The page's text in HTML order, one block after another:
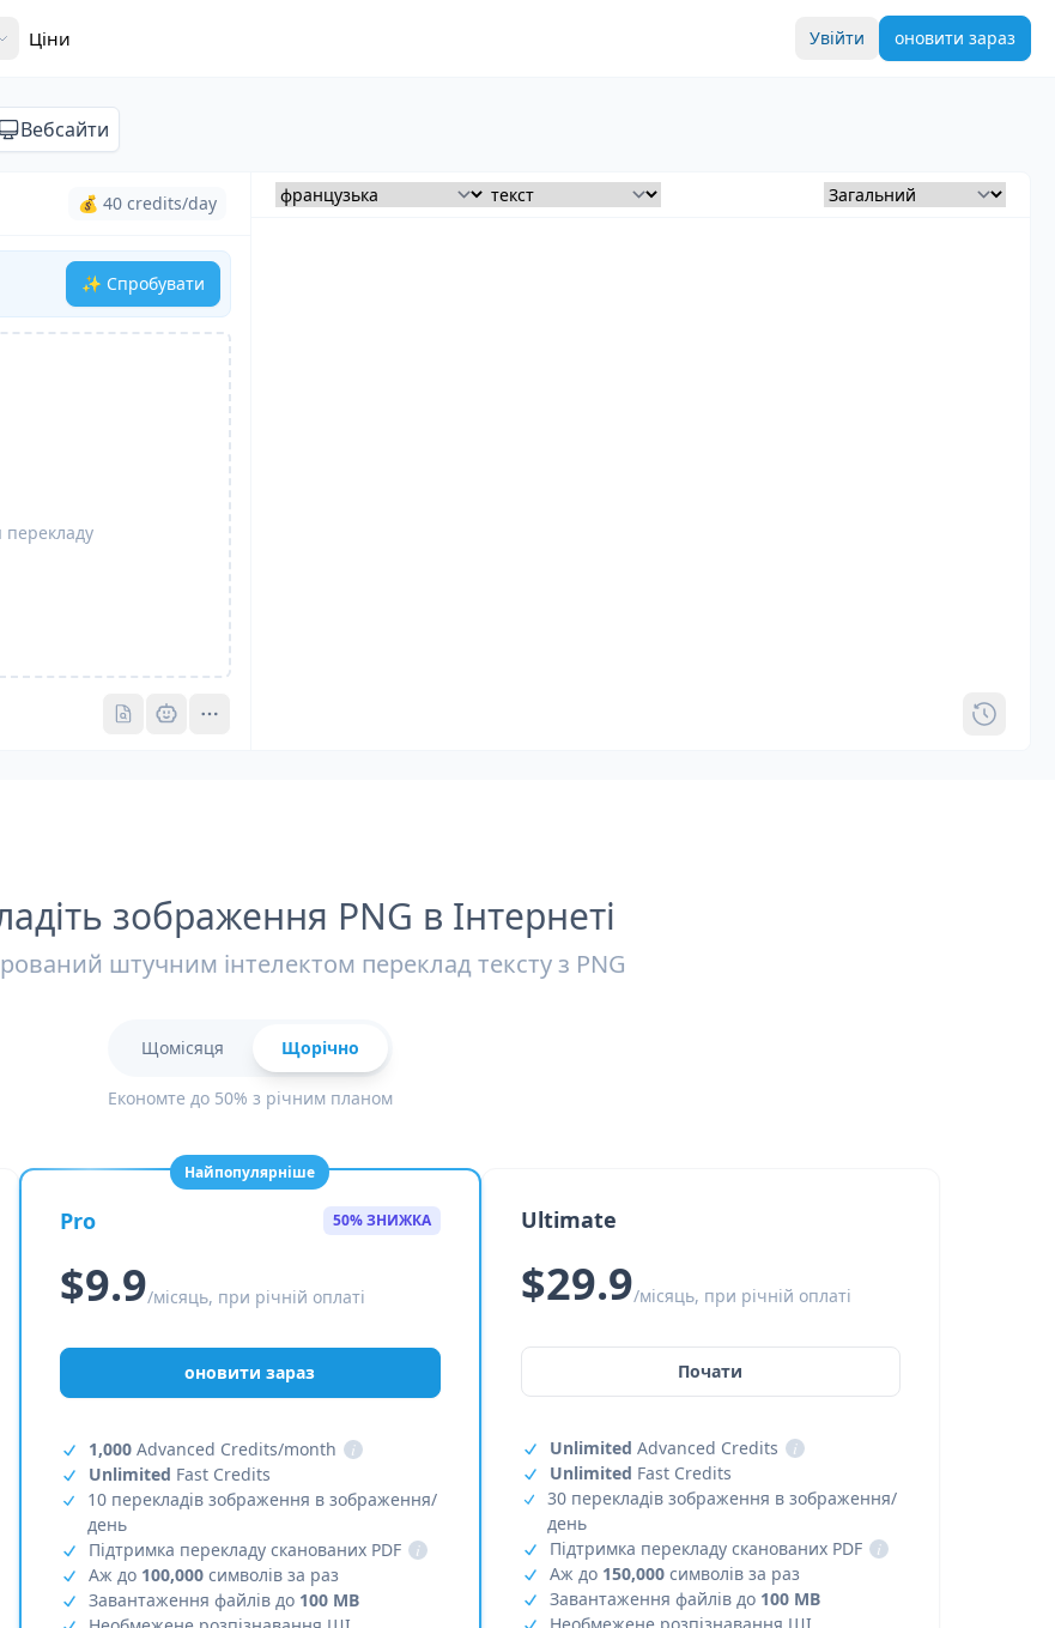
Ціни Увійти оновити зараз
Вебсайти
💰 40 credits/day
✨ Спробувати
перекладу
Pro
зображення PNG в Інтернеті
штучним інтелектом переклад тексту з PNG
Щомісяця Щорічно
Економте до 50% з річним планом
Найпопулярніше
Pro 50% ЗНИЖКА
$9.9/місяць, при річній оплаті
оновити зараз
1,000 Advanced Credits/month
i
Unlimited Fast Credits
10 перекладів зображення в зображення/
день
Підтримка перекладу сканованих PDF
i
Аж до 100,000 символів за раз
Завантаження файлів до 100 MB
Ultimate
$29.9/місяць, при річній оплаті
Почати
Unlimited Advanced Credits
i
Unlimited Fast Credits
30 перекладів зображення в зображення/
день
Підтримка перекладу сканованих PDF
i
Аж до 150,000символів за раз
Завантаження файлів до 100 MB